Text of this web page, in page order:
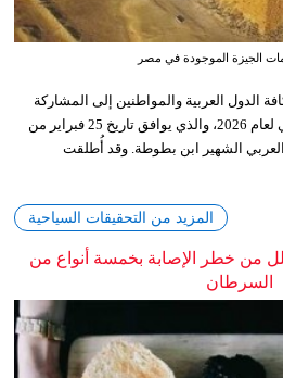
الجيزة الموجودة في مصر
الدول العربية والمواطنين إلى المشاركة
في الاحتفال بيوم السياحة العربي لعام 2026، والذي يوافق تاريخ 25 فبراير من
العربي الشهير ابن بطوطة. وقد أُطلقت
المزيد من التحقيقات السياحية
يقلل من خطر الإصابة بخمسة أنواع من
السرطان